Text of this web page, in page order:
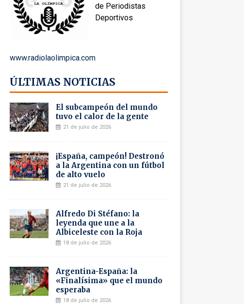
de Periodistas
Deportivos
www.radiolaolimpica.com
ÚLTIMAS NOTICIAS
El subcampeón del mundo
tuvo el calor de la gente
21 de julio de 2026
¡España, campeón! Destronó
a la Argentina con un fútbol
de alto vuelo
21 de julio de 2026
Alfredo Di Stéfano: la
leyenda que une a la
Albiceleste con la Roja
18 de julio de 2026
Argentina-España: la
«Finalísima» que el mundo
esperaba
18 de julio de 2026